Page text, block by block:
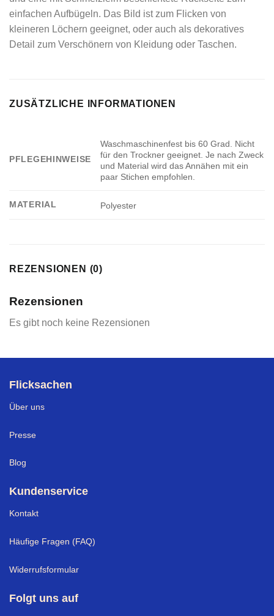
einfachen Aufbügeln. Das Bild ist zum Flicken von
kleineren Löchern geeignet, oder auch als dekoratives
Detail zum Verschönern von Kleidung oder Taschen.
ZUSÄTZLICHE INFORMATIONEN
PFLEGEHINWEISE
Waschmaschinenfest bis 60 Grad. Nicht
für den Trockner geeignet. Je nach Zweck
und Material wird das Annähen mit ein
paar Stichen empfohlen.
MATERIAL Polyester
REZENSIONEN (0)
Rezensionen
Es gibt noch keine Rezensionen
Flicksachen
Über uns
Presse
Blog
Kundenservice
Kontakt
Häufige Fragen (FAQ)
Widerrufsformular
Folgt uns auf